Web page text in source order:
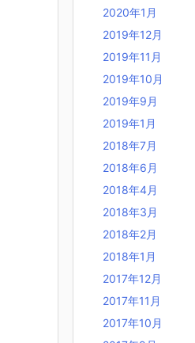
2020年1月
2019年12月
2019年11月
2019年10月
2019年9月
2019年1月
2018年7月
2018年6月
2018年4月
2018年3月
2018年2月
2018年1月
2017年12月
2017年11月
2017年10月